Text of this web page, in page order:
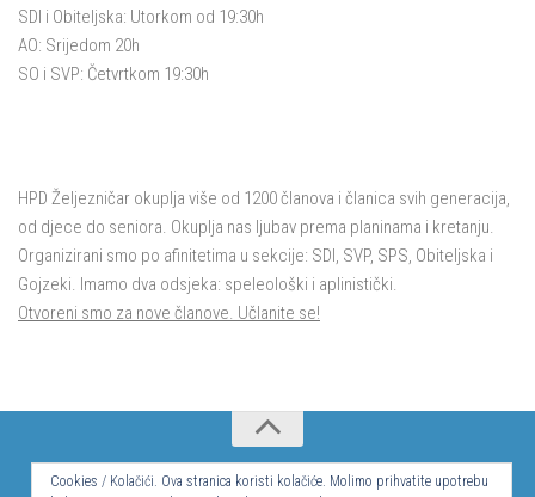
SDI i Obiteljska: Utorkom od 19:30h
AO: Srijedom 20h
SO i SVP: Četvrtkom 19:30h
HPD Željezničar okuplja više od 1200 članova i članica svih generacija,
od djece do seniora. Okuplja nas ljubav prema planinama i kretanju.
Organizirani smo po afinitetima u sekcije: SDI, SVP, SPS, Obiteljska i
Gojzeki. Imamo dva odsjeka: speleološki i aplinistički.
Otvoreni smo za nove članove. Učlanite se!
© Hrvatsko planinarsko društvo Željezničar 2024.
Cookies / Kolačići. Ova stranica koristi kolačiće. Molimo prihvatite upotrebu